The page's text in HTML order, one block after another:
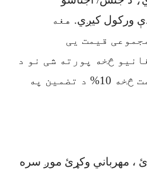
ورکول کيږي. هغه
قیمت یی
څخه پورته شی نو د
څخه 10
% د تضمین په
، مهرباني وکړئ موږ سره